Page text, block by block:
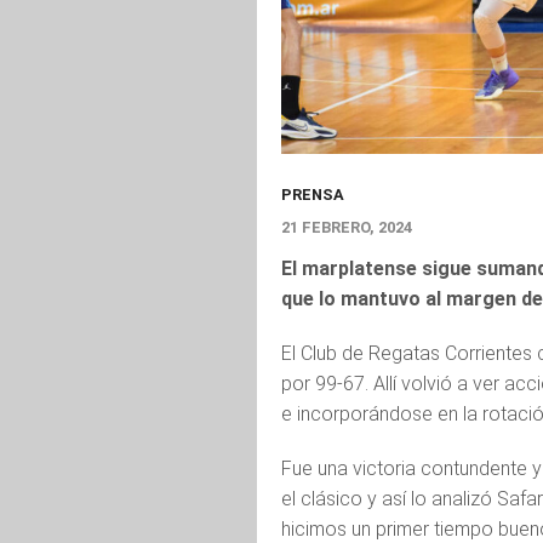
PRENSA
21 FEBRERO, 2024
El marplatense sigue
que lo mantuvo al margen
El Club de Regatas
por 99-67. Allí volvió a ver
e incorporándose en la
Fue una victoria contundente
el clásico y así lo analizó
hicimos un primer tiempo